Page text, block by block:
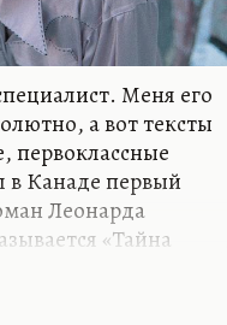
Меня его
а вот тексты
первоклассные
в Канаде первый
Леонарда
«Тайна
он сам считал